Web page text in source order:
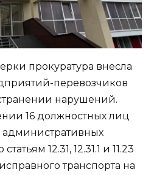
прокуратура внесла
перевозчиков
нарушений.
16 должностных лиц
12.31, 12.31.1 и 11.23
транспорта на